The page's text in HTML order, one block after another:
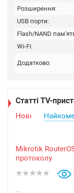
Розширення:
USB порти:
Flash/NAND
Wi-Fi:
Додатково:
Статті TV-
Нові
Mikrotik
протоколу
...